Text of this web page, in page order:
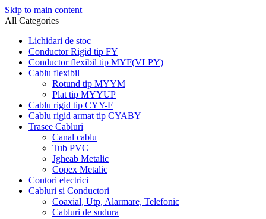
Skip to main content
All Categories
Lichidari de stoc
Conductor Rigid tip FY
Conductor flexibil tip MYF(VLPY)
Cablu flexibil
Rotund tip MYYM
Plat tip MYYUP
Cablu rigid tip CYY-F
Cablu rigid armat tip CYABY
Trasee Cabluri
Canal cablu
Tub PVC
Jgheab Metalic
Copex Metalic
Contori electrici
Cabluri si Conductori
Coaxial, Utp, Alarmare, Telefonic
Cabluri de sudura